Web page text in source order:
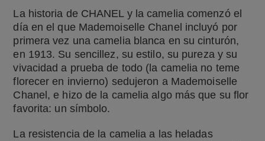
La historia de CHANEL y la camelia comenzó el
día en el que Mademoiselle Chanel incluyó por
primera vez una camelia blanca en su cinturón,
en 1913. Su sencillez, su estilo, su pureza y su
vivacidad a prueba de todo (la camelia no teme
florecer en invierno) sedujeron a Mademoiselle
Chanel, e hizo de la camelia algo más que su flor
favorita: un símbolo.
La resistencia de la camelia a las heladas